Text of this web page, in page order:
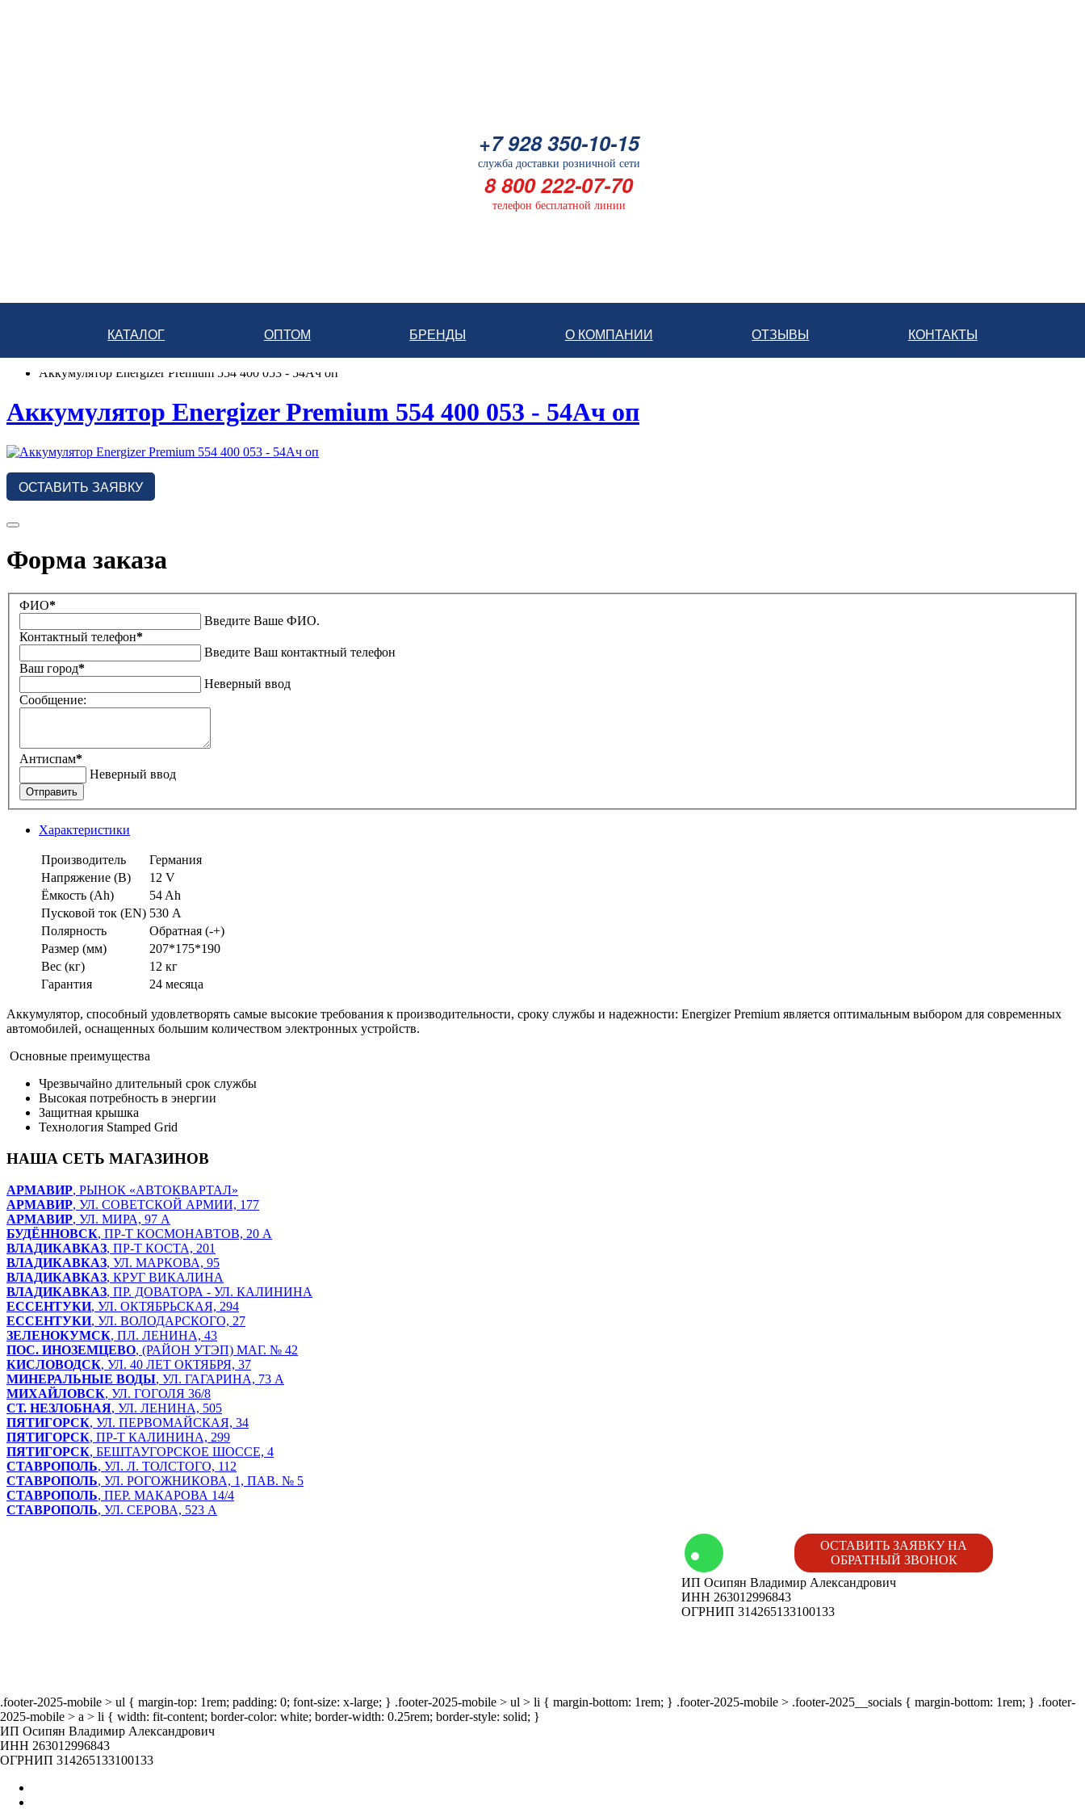
+7 928 350-10-15
служба доставки розничной сети
8 800 222-07-70
телефон бесплатной линии
КАТАЛОГ ОПТОМ БРЕНДЫ О КОМПАНИИ ОТЗЫВЫ КОНТАКТЫ
Аккумуляторы для легковых автомобилей
Аккумулятор Energizer Premium 554 400 053 - 54Ач оп
Аккумулятор Energizer Premium 554 400 053 - 54Ач оп
ОСТАВИТЬ ЗАЯВКУ
Форма заказа
ФИО*
Введите Ваше ФИО.
Контактный телефон*
Введите Ваш контактный телефон
Ваш город*
Неверный ввод
Сообщение:
Антиспам*
Неверный ввод
Отправить
Характеристики
Производитель
Германия
Напряжение (В)
12 V
Ёмкость (Аh)
54 Ah
Пусковой ток (EN) 530 А
Полярность
Обратная (-+)
Размер (мм)
207*175*190
Вес (кг)
12 кг
Гарантия
24 месяца
Аккумулятор, способный удовлетворять самые высокие требования к производительности, сроку службы и надежности: Energizer Premium является оптимальным выбором для современных
автомобилей, оснащенных большим количеством электронных устройств.
Основные преимущества
Чрезвычайно длительный срок службы
Высокая потребность в энергии
Защитная крышка
Технология Stamped Grid
НАША СЕТЬ МАГАЗИНОВ
АРМАВИР, РЫНОК «АВТОКВАРТАЛ»
АРМАВИР, УЛ. СОВЕТСКОЙ АРМИИ, 177
АРМАВИР, УЛ. МИРА, 97 А
БУДЁННОВСК, ПР-Т КОСМОНАВТОВ, 20 А
ВЛАДИКАВКАЗ, ПР-Т КОСТА, 201
ВЛАДИКАВКАЗ, УЛ. МАРКОВА, 95
ВЛАДИКАВКАЗ, КРУГ ВИКАЛИНА
ВЛАДИКАВКАЗ, ПР. ДОВАТОРА - УЛ. КАЛИНИНА
ЕССЕНТУКИ, УЛ. ОКТЯБРЬСКАЯ, 294
ЕССЕНТУКИ, УЛ. ВОЛОДАРСКОГО, 27
ЗЕЛЕНОКУМСК, ПЛ. ЛЕНИНА, 43
ПОС. ИНОЗЕМЦЕВО, (РАЙОН УТЭП) МАГ. № 42
КИСЛОВОДСК, УЛ. 40 ЛЕТ ОКТЯБРЯ, 37
МИНЕРАЛЬНЫЕ ВОДЫ, УЛ. ГАГАРИНА, 73 А
МИХАЙЛОВСК, УЛ. ГОГОЛЯ 36/8
СТ. НЕЗЛОБНАЯ, УЛ. ЛЕНИНА, 505
ПЯТИГОРСК, УЛ. ПЕРВОМАЙСКАЯ, 34
ПЯТИГОРСК, ПР-Т КАЛИНИНА, 299
ПЯТИГОРСК, БЕШТАУГОРСКОЕ ШОССЕ, 4
СТАВРОПОЛЬ, УЛ. Л. ТОЛСТОГО, 112
СТАВРОПОЛЬ, УЛ. РОГОЖНИКОВА, 1, ПАВ. № 5
СТАВРОПОЛЬ, ПЕР. МАКАРОВА 14/4
СТАВРОПОЛЬ, УЛ. СЕРОВА, 523 А
ОСТАВИТЬ ЗАЯВКУ НА
ОБРАТНЫЙ ЗВОНОК
ИП Осипян Владимир Александрович
ИНН 263012996843
ОГРНИП 314265133100133
.footer-2025-mobile > ul { margin-top: 1rem; padding: 0; font-size: x-large; } .footer-2025-mobile > ul > li { margin-bottom: 1rem; } .footer-2025-mobile > .footer-2025__socials { margin-bottom: 1rem; } .footer-
2025-mobile > a > li { width: fit-content; border-color: white; border-width: 0.25rem; border-style: solid; }
ИП Осипян Владимир Александрович
ИНН 263012996843
ОГРНИП 314265133100133